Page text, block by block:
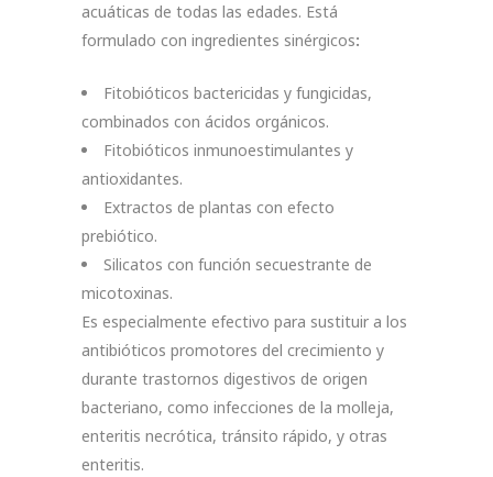
acuáticas de todas las edades. Está
formulado con ingredientes sinérgicos:
Fitobióticos bactericidas y fungicidas,
combinados con ácidos orgánicos.
Fitobióticos inmunoestimulantes y
antioxidantes.
Extractos de plantas con efecto
prebiótico.
Silicatos con función secuestrante de
micotoxinas.
Es especialmente efectivo para sustituir a los
antibióticos promotores del crecimiento y
durante trastornos digestivos de origen
bacteriano, como infecciones de la molleja,
enteritis necrótica, tránsito rápido, y otras
enteritis.